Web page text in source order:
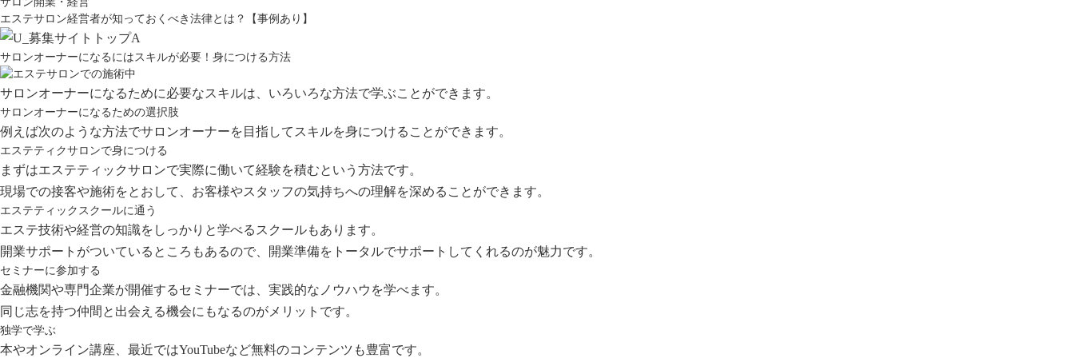
エステサロン経営者が知っておくべき法律とは？【事例あり】
サロンオーナーになるにはスキルが必要！身につける方法
サロンオーナーになるために必要なスキルは、いろいろな方法で学ぶことができます。
サロンオーナーになるための選択肢
例えば次のような方法でサロンオーナーを目指してスキルを身につけることができます。
エステティクサロンで身につける
まずはエステティックサロンで実際に働いて経験を積むという方法です。
現場での接客や施術をとおして、お客様やスタッフの気持ちへの理解を深めることができます。
エステティックスクールに通う
エステ技術や経営の知識をしっかりと学べるスクールもあります。
開業サポートがついているところもあるので、開業準備をトータルでサポートしてくれるのが魅力です。
セミナーに参加する
金融機関や専門企業が開催するセミナーでは、実践的なノウハウを学べます。
同じ志を持つ仲間と出会える機会にもなるのがメリットです。
独学で学ぶ
本やオンライン講座、最近ではYouTubeなど無料のコンテンツも豊富です。